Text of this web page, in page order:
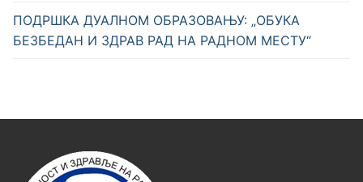
ПОДРШКА ДУАЛНОМ ОБРАЗОВАЊУ: „ОБУКА
БЕЗБЕДАН И ЗДРАВ РАД НА РАДНОМ МЕСТУ“